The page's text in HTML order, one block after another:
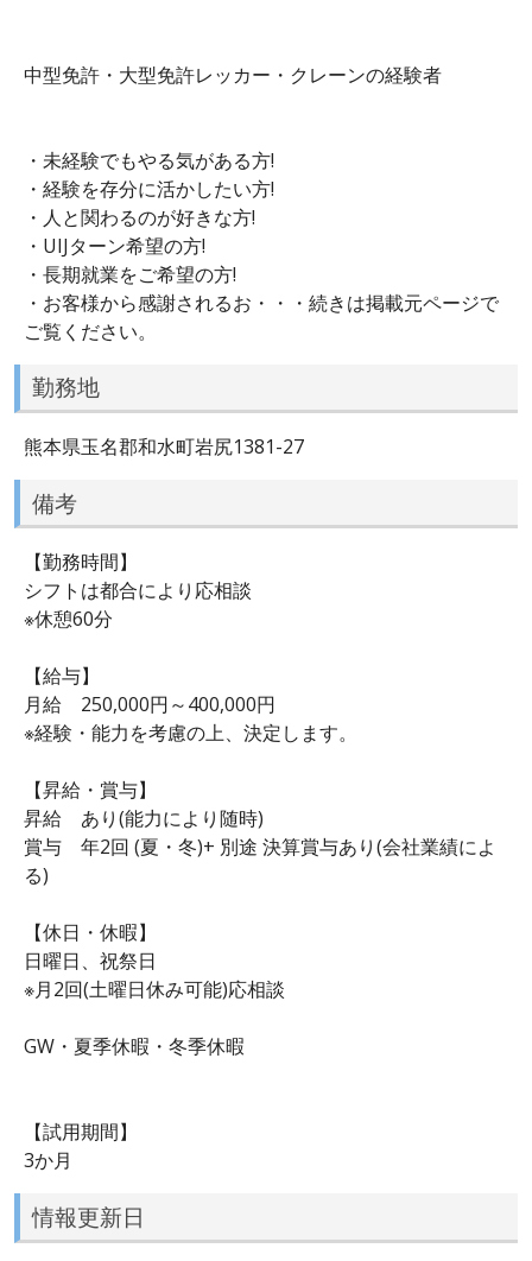
中型免許・大型免許レッカー・クレーンの経験者
・未経験でもやる気がある方!
・経験を存分に活かしたい方!
・人と関わるのが好きな方!
・UIJターン希望の方!
・長期就業をご希望の方!
・お客様から感謝されるお・・・続きは掲載元ページで
ご覧ください。
勤務地
熊本県玉名郡和水町岩尻1381-27
備考
【勤務時間】
シフトは都合により応相談
※休憩60分
【給与】
月給 250,000円～400,000円
※経験・能力を考慮の上、決定します。
【昇給・賞与】
昇給 あり(能力により随時)
賞与 年2回 (夏・冬)+ 別途 決算賞与あり(会社業績によ
る)
【休日・休暇】
日曜日、祝祭日
※月2回(土曜日休み可能)応相談
GW・夏季休暇・冬季休暇
【試用期間】
3か月
情報更新日